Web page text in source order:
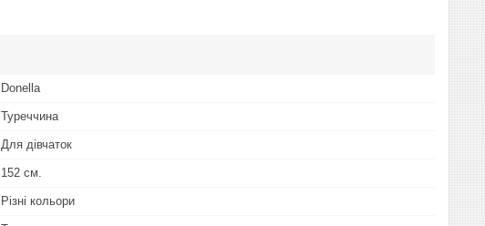
Donella
Туреччина
Для дівчаток
152 см.
Різні кольори